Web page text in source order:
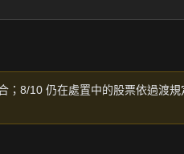
；8/10 仍在處置中的股票依過渡